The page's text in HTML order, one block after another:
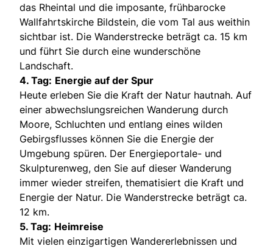
das Rheintal und die imposante, frühbarocke
Wallfahrtskirche Bildstein, die vom Tal aus weithin
sichtbar ist. Die Wanderstrecke beträgt ca. 15 km
und führt Sie durch eine wunderschöne
Landschaft.
4. Tag: Energie auf der Spur
Heute erleben Sie die Kraft der Natur hautnah. Auf
einer abwechslungsreichen Wanderung durch
Moore, Schluchten und entlang eines wilden
Gebirgsflusses können Sie die Energie der
Umgebung spüren. Der Energieportale- und
Skulpturenweg, den Sie auf dieser Wanderung
immer wieder streifen, thematisiert die Kraft und
Energie der Natur. Die Wanderstrecke beträgt ca.
12 km.
5. Tag: Heimreise
Mit vielen einzigartigen Wandererlebnissen und